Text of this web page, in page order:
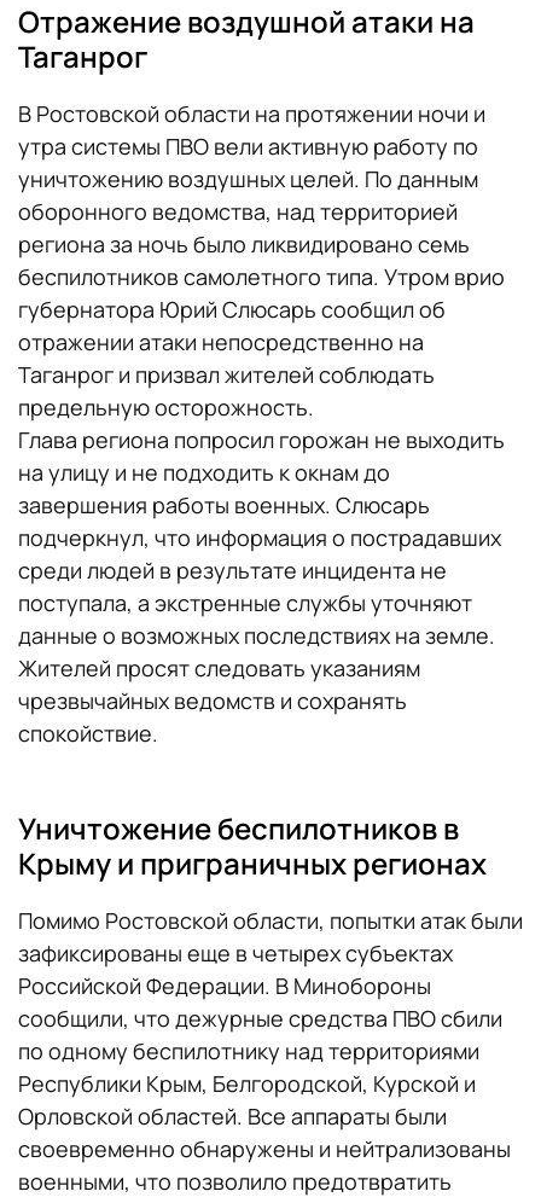
Отражение воздушной атаки на
Таганрог
В Ростовской области на протяжении ночи и
утра системы ПВО вели активную работу по
уничтожению воздушных целей. По данным
оборонного ведомства, над территорией
региона за ночь было ликвидировано семь
беспилотников самолетного типа. Утром врио
губернатора Юрий Слюсарь сообщил об
отражении атаки непосредственно на
Таганрог и призвал жителей соблюдать
предельную осторожность.
Глава региона попросил горожан не выходить
на улицу и не подходить к окнам до
завершения работы военных. Слюсарь
подчеркнул, что информация о пострадавших
среди людей в результате инцидента не
поступала, а экстренные службы уточняют
данные о возможных последствиях на земле.
Жителей просят следовать указаниям
чрезвычайных ведомств и сохранять
спокойствие.
Уничтожение беспилотников в
Крыму и приграничных регионах
Помимо Ростовской области, попытки атак были
зафиксированы еще в четырех субъектах
Российской Федерации. В Минобороны
сообщили, что дежурные средства ПВО сбили
по одному беспилотнику над территориями
Республики Крым, Белгородской, Курской и
Орловской областей. Все аппараты были
своевременно обнаружены и нейтрализованы
военными, что позволило предотвратить